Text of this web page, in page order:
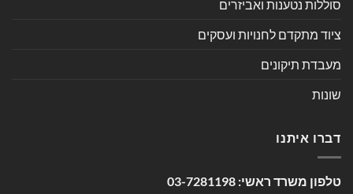
סוללות נטענות ואביזרים
ציוד מתקדם לחנויות ועסקים
מעבדת תיקונים
שונות
דברו איתנו
טלפון משרד ראשי: 03-7281198